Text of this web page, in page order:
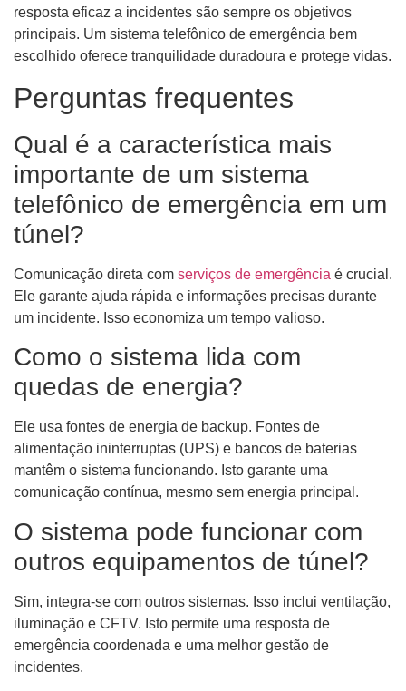
resposta eficaz a incidentes são sempre os objetivos
principais. Um sistema telefônico de emergência bem
escolhido oferece tranquilidade duradoura e protege vidas.
Perguntas frequentes
Qual é a característica mais
importante de um sistema
telefônico de emergência em um
túnel?
Comunicação direta com serviços de emergência é crucial.
Ele garante ajuda rápida e informações precisas durante
um incidente. Isso economiza um tempo valioso.
Como o sistema lida com
quedas de energia?
Ele usa fontes de energia de backup. Fontes de
alimentação ininterruptas (UPS) e bancos de baterias
mantêm o sistema funcionando. Isto garante uma
comunicação contínua, mesmo sem energia principal.
O sistema pode funcionar com
outros equipamentos de túnel?
Sim, integra-se com outros sistemas. Isso inclui ventilação,
iluminação e CFTV. Isto permite uma resposta de
emergência coordenada e uma melhor gestão de
incidentes.